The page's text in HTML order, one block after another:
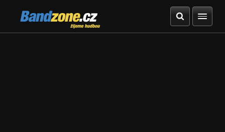
Bandzone.cz
žijeme hudbou